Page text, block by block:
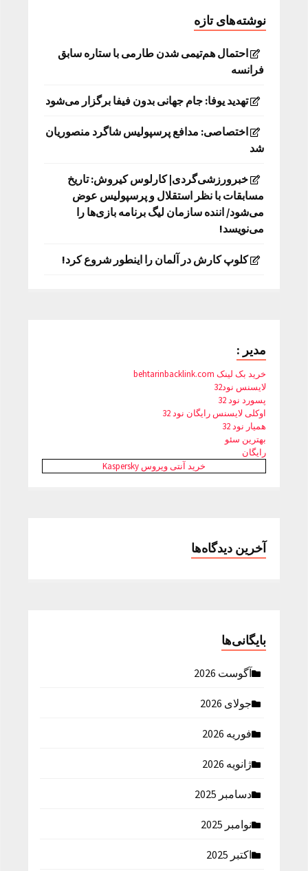
نوشته‌های تازه
احتمال هم‌تیمی شدن طارمی با ستاره سابق
فرانسه
تهدید یوفا: جام جهانی بدون فیفا برگزار می‌شود
اختصاصی: مدافع پرسپولیس شاگرد منصوریان
شد
خبرورزشی‌گردی| کارلوس کیروش: تاریخ
مسابقات با نظر استقلال و پرسپولیس عوض
می‌شود/ اننده سازمان لیگ برنامه بازی‌ها را
می‌نویسد!
کلوپ کارش در آلمان را اینطور شروع کرد!
مدیر :
خرید بک لینک behtarinbacklink.com
لایسنس نود32
پسورد نود 32
اوکلی لایسنس رایگان نود 32
همیار نود 32
بهترین سئو
رایگان
خرید آنتی ویروس Kaspersky
آخرین دیدگاه‌ها
بایگانی‌ها
آگوست 2026
جولای 2026
فوریه 2026
ژانویه 2026
دسامبر 2025
نوامبر 2025
اکتبر 2025